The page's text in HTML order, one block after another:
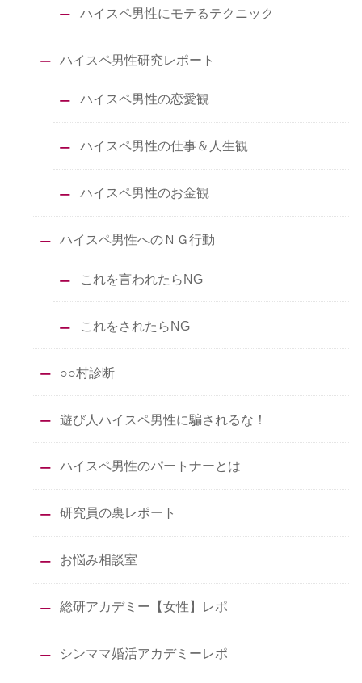
ハイスペ男性にモテるテクニック
ハイスペ男性研究レポート
ハイスペ男性の恋愛観
ハイスペ男性の仕事＆人生観
ハイスペ男性のお金観
ハイスペ男性へのＮＧ行動
これを言われたらNG
これをされたらNG
○○村診断
遊び人ハイスペ男性に騙されるな！
ハイスペ男性のパートナーとは
研究員の裏レポート
お悩み相談室
総研アカデミー【女性】レポ
シンママ婚活アカデミーレポ